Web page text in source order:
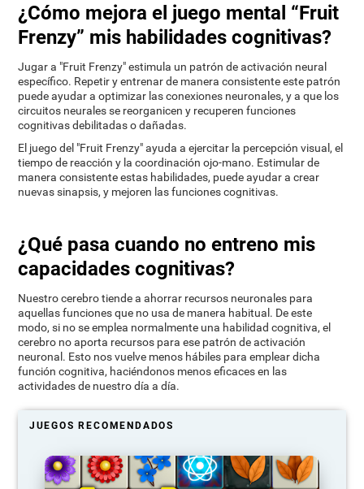
¿Cómo mejora el juego mental “Fruit
Frenzy” mis habilidades cognitivas?
Jugar a "Fruit Frenzy" estimula un patrón de activación neural
específico. Repetir y entrenar de manera consistente este patrón
puede ayudar a optimizar las conexiones neuronales, y a que los
circuitos neurales se reorganicen y recuperen funciones
cognitivas debilitadas o dañadas.
El juego del "Fruit Frenzy" ayuda a ejercitar la percepción visual, el
tiempo de reacción y la coordinación ojo-mano. Estimular de
manera consistente estas habilidades, puede ayudar a crear
nuevas sinapsis, y mejoren las funciones cognitivas.
¿Qué pasa cuando no entreno mis
capacidades cognitivas?
Nuestro cerebro tiende a ahorrar recursos neuronales para
aquellas funciones que no usa de manera habitual. De este
modo, si no se emplea normalmente una habilidad cognitiva, el
cerebro no aporta recursos para ese patrón de activación
neuronal. Esto nos vuelve menos hábiles para emplear dicha
función cognitiva, haciéndonos menos eficaces en las
actividades de nuestro día a día.
JUEGOS RECOMENDADOS